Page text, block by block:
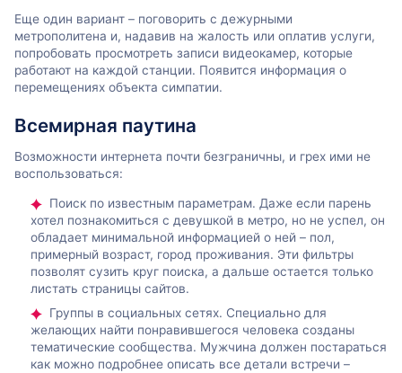
Еще один вариант – поговорить с дежурными
метрополитена и, надавив на жалость или оплатив услуги,
попробовать просмотреть записи видеокамер, которые
работают на каждой станции. Появится информация о
перемещениях объекта симпатии.
Всемирная паутина
Возможности интернета почти безграничны, и грех ими не
воспользоваться:
Поиск по известным параметрам. Даже если парень
хотел познакомиться с девушкой в метро, но не успел, он
обладает минимальной информацией о ней – пол,
примерный возраст, город проживания. Эти фильтры
позволят сузить круг поиска, а дальше остается только
листать страницы сайтов.
Группы в социальных сетях. Специально для
желающих найти понравившегося человека созданы
тематические сообщества. Мужчина должен постараться
как можно подробнее описать все детали встречи –